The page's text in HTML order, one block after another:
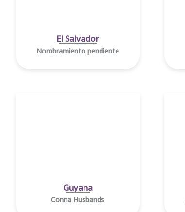
El Salvador
Nombramiento pendiente
Guyana
Conna Husbands